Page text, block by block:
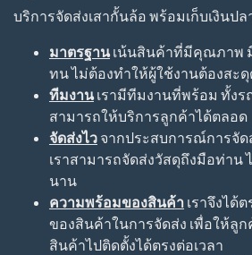
บริการจัดส่งเสากั้นล้อ พร้อมเก็บเงินปล
มาตรฐานเน้นสินค้าที่มีคุณภาพ
ทน ไม่ต้องทำให้ผู้ใช้งานต้องสะ
ทีมงานเรามีทีมงานที่พร้อม ทั้งร
สามารถให้บริการลูกค้าได้ตลอด
จัดส่งไว จากประสบการณ์การจั
เราสามารถจัดส่งวัสดุถึงมือท่าน
นาน
ความพร้อมของสินค้า เราจึงได้
ของสินค้าในการจัดส่ง เพื่อให้ลู
สินค้าไปติดตั้งได้ตรงต่อเวลา